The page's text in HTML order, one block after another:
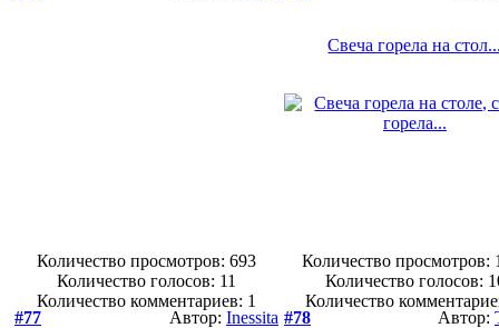
Количество просмотров: 693
Количество голосов: 11
Количество комментариев: 1
Свеча горела на
Количество просмотров:
Количество голосов:
Количество
#77
Автор: Inessita #78 Автор: